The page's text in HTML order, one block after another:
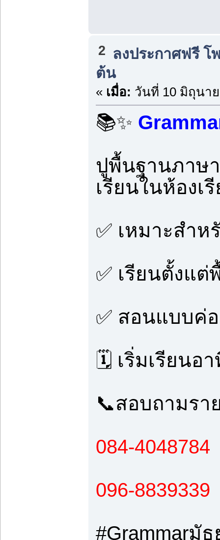
2 ลงประกาศฟรี
ต้น
« เมื่อ: วันที่ 10 มิถุนาย
📚✨
ปูพื้นฐานภาษ
เรียนในห้องเ
✅ เหมาะสำ
✅ เรียนตั้งแ
✅ สอนแบบค่
🗓️ เริ่มเรียนอ
📞สอบถามรา
084-4048784
096-8839339
#Grammarมั